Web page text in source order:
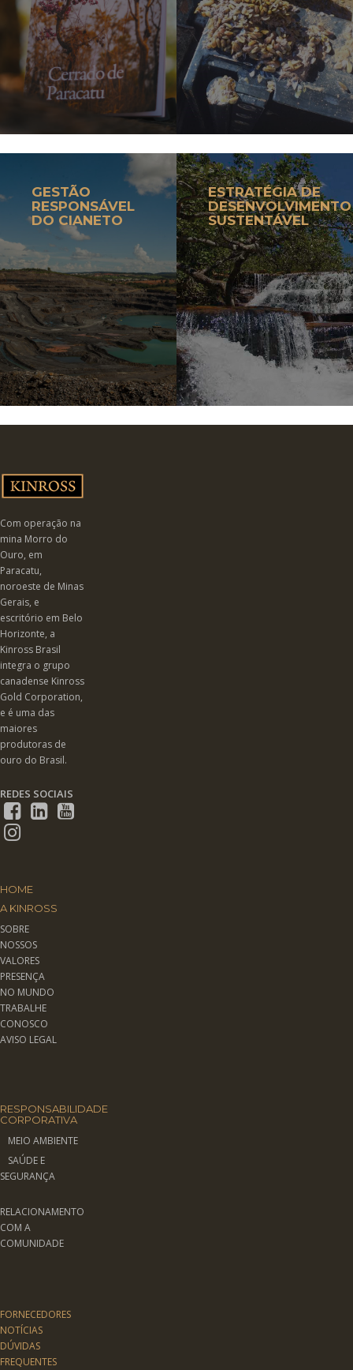
GESTÃO
RESPONSÁVEL
DO CIANETO
ESTRATÉGIA DE
DESENVOLVIMENTO
SUSTENTÁVEL
Com operação na
mina Morro do
Ouro, em
Paracatu,
noroeste de Minas
Gerais, e
escritório em Belo
Horizonte, a
Kinross Brasil
integra o grupo
canadense Kinross
Gold Corporation,
e é uma das
maiores
produtoras de
ouro do Brasil.
REDES SOCIAIS
HOME
A KINROSS
SOBRE
NOSSOS
VALORES
PRESENÇA
NO MUNDO
TRABALHE
CONOSCO
AVISO LEGAL
RESPONSABILIDADE
CORPORATIVA
MEIO AMBIENTE
SAÚDE E
SEGURANÇA
RELACIONAMENTO
COM A
COMUNIDADE
FORNECEDORES
NOTÍCIAS
DÚVIDAS
FREQUENTES